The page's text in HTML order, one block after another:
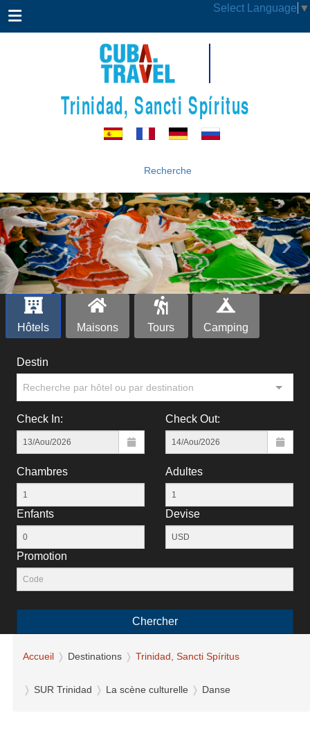
Select Language ▼
Trinidad, Sancti Spíritus
Recherche
‹ ›
Hôtels Maisons Tours Camping
Destin
Recherche par hôtel ou par destination
Check In: Check Out:
Chambres Adultes
Enfants Devise
Рromotion
Chercher
Accueil Destinations Trinidad, Sancti Spíritus
SUR Trinidad La scène culturelle Danse